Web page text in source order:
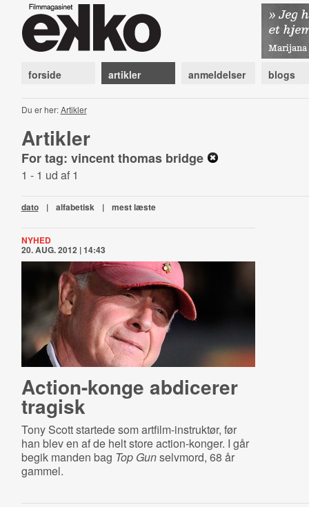
forside artikler anmeldelser blogs
Du er her:Artikler
Artikler
For tag: vincent thomas bridge
1 - 1 ud af 1
dato | alfabetisk | mest læste
NYHED
20. AUG. 2012 | 14:43
Action-konge abdicerer
tragisk
Tony Scott startede som artfilm-instruktør, før
han blev en af de helt store action-konger. I går
begik manden bag Top Gunselvmord, 68 år
gammel.